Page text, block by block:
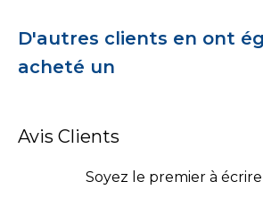
D'autres clients en ont
acheté un
Avis Clients
Soyez le premier à